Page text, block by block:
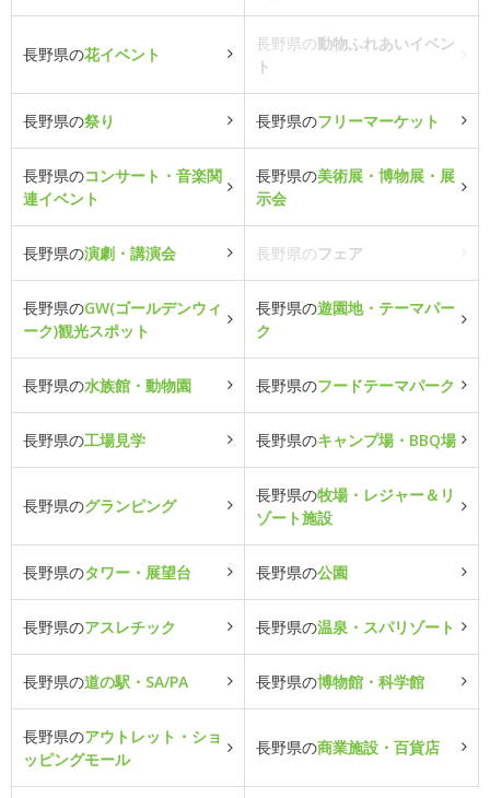
長野県の花イベント
長野県の動物ふれあいイベン
ト
長野県の祭り 長野県のフリーマーケット
長野県のコンサート・音楽関
連イベント
長野県の美術展・博物展・展
示会
長野県の演劇・講演会 長野県のフェア
長野県のGW(ゴールデンウィ
ーク)観光スポット
長野県の遊園地・テーマパー
ク
長野県の水族館・動物園 長野県のフードテーマパーク
長野県の工場見学 長野県のキャンプ場・BBQ場
長野県のグランピング
長野県の牧場・レジャー＆リ
ゾート施設
長野県のタワー・展望台 長野県の公園
長野県のアスレチック 長野県の温泉・スパリゾート
長野県の道の駅・SA/PA 長野県の博物館・科学館
長野県のアウトレット・ショ
ッピングモール
長野県の商業施設・百貨店